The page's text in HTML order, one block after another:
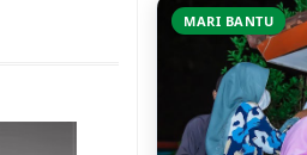
MARI BANTU